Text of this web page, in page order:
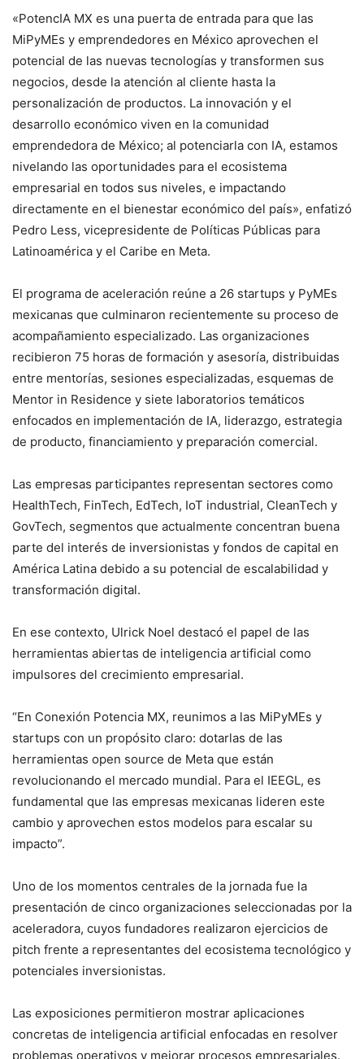
«PotencIA MX es una puerta de entrada para que las
MiPyMEs y emprendedores en México aprovechen el
potencial de las nuevas tecnologías y transformen sus
negocios, desde la atención al cliente hasta la
personalización de productos. La innovación y el
desarrollo económico viven en la comunidad
emprendedora de México; al potenciarla con IA, estamos
nivelando las oportunidades para el ecosistema
empresarial en todos sus niveles, e impactando
directamente en el bienestar económico del país», enfatizó
Pedro Less, vicepresidente de Políticas Públicas para
Latinoamérica y el Caribe en Meta.
El programa de aceleración reúne a 26 startups y PyMEs
mexicanas que culminaron recientemente su proceso de
acompañamiento especializado. Las organizaciones
recibieron 75 horas de formación y asesoría, distribuidas
entre mentorías, sesiones especializadas, esquemas de
Mentor in Residence y siete laboratorios temáticos
enfocados en implementación de IA, liderazgo, estrategia
de producto, financiamiento y preparación comercial.
Las empresas participantes representan sectores como
HealthTech, FinTech, EdTech, IoT industrial, CleanTech y
GovTech, segmentos que actualmente concentran buena
parte del interés de inversionistas y fondos de capital en
América Latina debido a su potencial de escalabilidad y
transformación digital.
En ese contexto, Ulrick Noel destacó el papel de las
herramientas abiertas de inteligencia artificial como
impulsores del crecimiento empresarial.
“En Conexión Potencia MX, reunimos a las MiPyMEs y
startups con un propósito claro: dotarlas de las
herramientas open source de Meta que están
revolucionando el mercado mundial. Para el IEEGL, es
fundamental que las empresas mexicanas lideren este
cambio y aprovechen estos modelos para escalar su
impacto”.
Uno de los momentos centrales de la jornada fue la
presentación de cinco organizaciones seleccionadas por la
aceleradora, cuyos fundadores realizaron ejercicios de
pitch frente a representantes del ecosistema tecnológico y
potenciales inversionistas.
Las exposiciones permitieron mostrar aplicaciones
concretas de inteligencia artificial enfocadas en resolver
problemas operativos y mejorar procesos empresariales.